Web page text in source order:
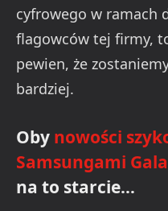
cyfrowego w ramach
flagowców tej firmy,
pewien, że
bardziej.
Oby nowości
Samsungami
na to starcie…